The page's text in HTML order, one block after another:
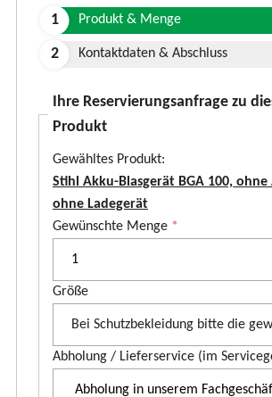
Produkt & Menge
Kontaktdaten & Abschluss
Ihre Reservierungsanfrage zu
Produkt
Gewähltes Produkt:
Stihl Akku-Blasgerät BGA 100,
ohne Ladegerät
P
d
t
Gewünschte Menge *
Größe
Abholung / Lieferservice (im